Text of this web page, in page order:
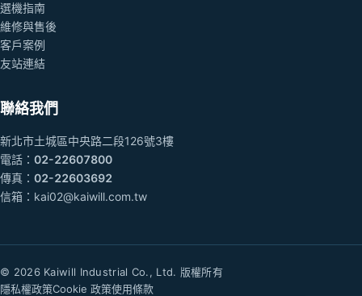
選機指南
維修與售後
客戶案例
友站連結
聯絡我們
新北市土城區中央路二段126號3樓
電話： 02-22607800
傳真： 02-22603692
信箱： kai02@kaiwill.com.tw
© 2026 Kaiwill Industrial Co., Ltd. 版權所有
隱私權政策Cookie 政策使用條款